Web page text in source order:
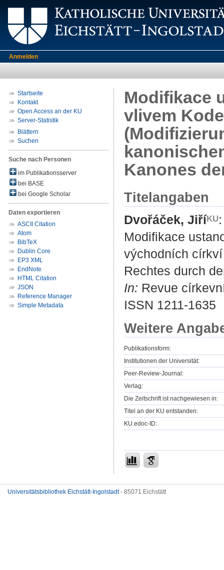
Anmelden
Startseite
Kontakt
Open Access an der KU
Server-Statistik
Blättern
Suchen
Suche nach Personen
im Publikationsserver
bei BASE
bei Google Scholar
Daten exportieren
ASCII Citation
Atom
BibTeX
Dublin Core
EP3 XML
EndNote
HTML Citation
JSON
Reference Manager
Simple Metadata
Modifikace
vlivem
Kanones
Titelangaben
Dvořáček, Jiří
:
Modifikace
východních
Rechtes durch
In: Revue
ISSN 1211-1635
Weitere
Publikationsform:
Institutionen der Universität:
Peer-Review-Journal:
Verlag:
Die Zeitschrift ist nachgewiesen in:
Titel an der KU entstanden:
KU.edoc-ID:
Universitätsbibliothek Eichstätt-Ingolstadt- 85071 Eichstätt